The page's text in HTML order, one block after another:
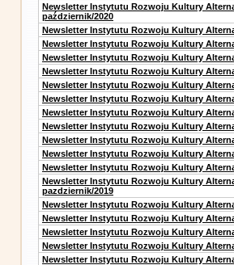
Newsletter Instytutu Rozwoju Kultury
październik/2020
Newsletter Instytutu Rozwoju Kultury
Newsletter Instytutu Rozwoju Kultury
Newsletter Instytutu Rozwoju Kultury
Newsletter Instytutu Rozwoju Kultury
Newsletter Instytutu Rozwoju Kultury
Newsletter Instytutu Rozwoju Kultury
Newsletter Instytutu Rozwoju Kultury
Newsletter Instytutu Rozwoju Kultury
Newsletter Instytutu Rozwoju Kultury
Newsletter Instytutu Rozwoju Kultury
Newsletter Instytutu Rozwoju Kultury
Newsletter Instytutu Rozwoju Kultury
pazdziernik/2019
Newsletter Instytutu Rozwoju Kultury
Newsletter Instytutu Rozwoju Kultury
Newsletter Instytutu Rozwoju Kultury
Newsletter Instytutu Rozwoju Kultury
Newsletter Instytutu Rozwoju Kultury